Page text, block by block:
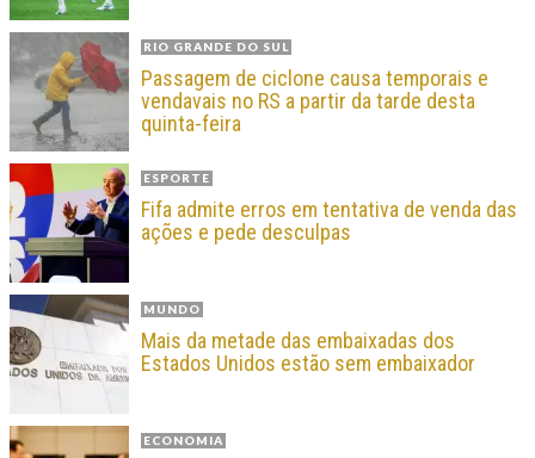
RIO GRANDE DO SUL
Passagem de ciclone causa temporais e
vendavais no RS a partir da tarde desta
quinta-feira
ESPORTE
Fifa admite erros em tentativa de venda das
ações e pede desculpas
MUNDO
Mais da metade das embaixadas dos
Estados Unidos estão sem embaixador
ECONOMIA